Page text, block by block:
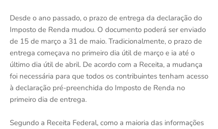
Desde o ano passado, o prazo de entrega da declaração do
Imposto de Renda mudou. O documento poderá ser enviado
de 15 de março a 31 de maio. Tradicionalmente, o prazo de
entrega começava no primeiro dia útil de março e ia até o
último dia útil de abril. De acordo com a Receita, a mudança
foi necessária para que todos os contribuintes tenham acesso
à declaração pré-preenchida do Imposto de Renda no
primeiro dia de entrega.
Segundo a Receita Federal, como a maioria das informações